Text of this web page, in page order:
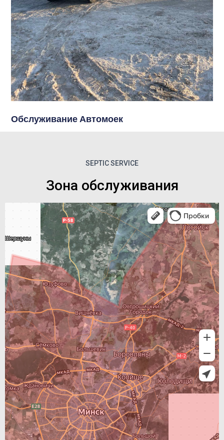
Обслуживание Автомоек
SEPTIC SERVICE
Зона обслуживания